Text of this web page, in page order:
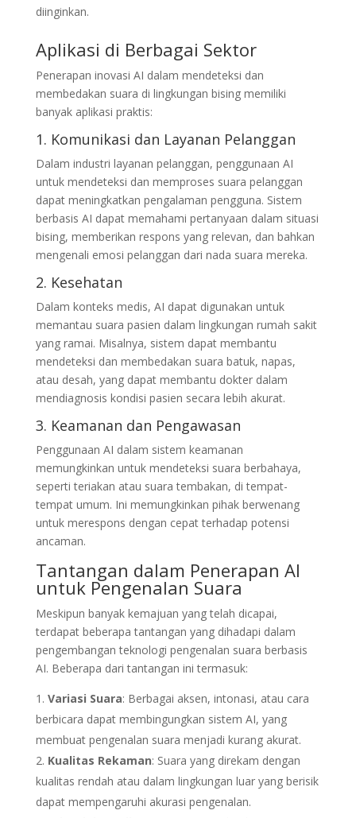
diinginkan.
Aplikasi di Berbagai Sektor
Penerapan inovasi AI dalam mendeteksi dan
membedakan suara di lingkungan bising memiliki
banyak aplikasi praktis:
1. Komunikasi dan Layanan Pelanggan
Dalam industri layanan pelanggan, penggunaan AI
untuk mendeteksi dan memproses suara pelanggan
dapat meningkatkan pengalaman pengguna. Sistem
berbasis AI dapat memahami pertanyaan dalam situasi
bising, memberikan respons yang relevan, dan bahkan
mengenali emosi pelanggan dari nada suara mereka.
2. Kesehatan
Dalam konteks medis, AI dapat digunakan untuk
memantau suara pasien dalam lingkungan rumah sakit
yang ramai. Misalnya, sistem dapat membantu
mendeteksi dan membedakan suara batuk, napas,
atau desah, yang dapat membantu dokter dalam
mendiagnosis kondisi pasien secara lebih akurat.
3. Keamanan dan Pengawasan
Penggunaan AI dalam sistem keamanan
memungkinkan untuk mendeteksi suara berbahaya,
seperti teriakan atau suara tembakan, di tempat-
tempat umum. Ini memungkinkan pihak berwenang
untuk merespons dengan cepat terhadap potensi
ancaman.
Tantangan dalam Penerapan AI
untuk Pengenalan Suara
Meskipun banyak kemajuan yang telah dicapai,
terdapat beberapa tantangan yang dihadapi dalam
pengembangan teknologi pengenalan suara berbasis
AI. Beberapa dari tantangan ini termasuk:
Variasi Suara: Berbagai aksen, intonasi, atau cara
berbicara dapat membingungkan sistem AI, yang
membuat pengenalan suara menjadi kurang akurat.
Kualitas Rekaman: Suara yang direkam dengan
kualitas rendah atau dalam lingkungan luar yang berisik
dapat mempengaruhi akurasi pengenalan.